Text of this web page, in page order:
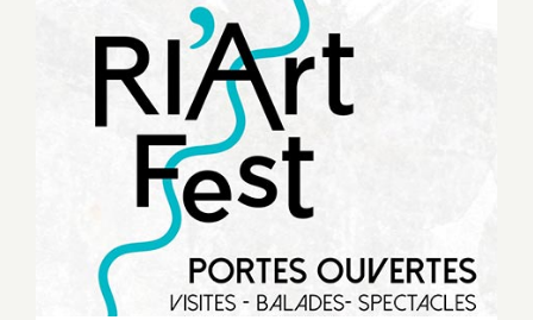
Ri’Art Fest, les adresses des lieux
d’exposition